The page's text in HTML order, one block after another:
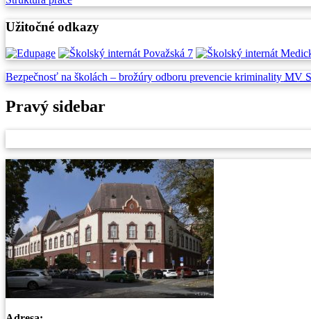
Užitočné odkazy
Bezpečnosť na školách – brožúry odboru prevencie kriminality MV
Pravý sidebar